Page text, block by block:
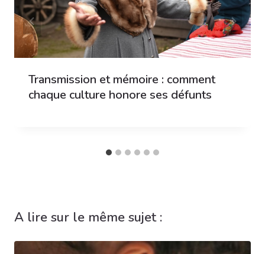
Transmission et mémoire : comment
chaque culture honore ses défunts
A lire sur le même sujet :